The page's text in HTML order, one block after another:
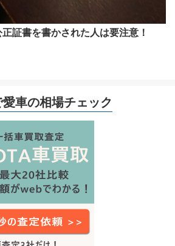
証書を書かされた人は要注意！
車の相場チェック